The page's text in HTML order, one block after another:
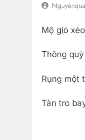
Mộ gió
Thông
Rụng một
Tàn tro